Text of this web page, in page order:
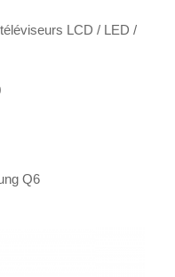
LCD / LED /
Q6